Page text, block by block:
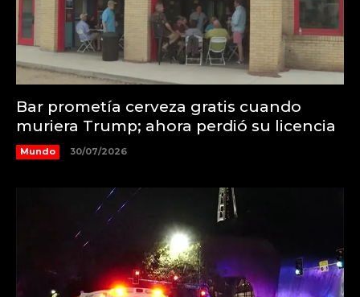
Bar prometía cerveza gratis cuando
muriera Trump; ahora perdió su licencia
Mundo 30/07/2026